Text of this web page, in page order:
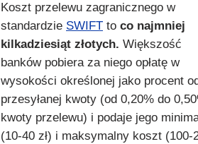
Koszt przelewu zagranicznego w
standardzie SWIFT to co najmniej
kilkadziesiąt złotych. Większość
banków pobiera za niego opłatę w
wysokości określonej jako procent
przesyłanej kwoty (od 0,20% do
kwoty przelewu) i podaje jego
(10-40 zł) i maksymalny koszt (100-